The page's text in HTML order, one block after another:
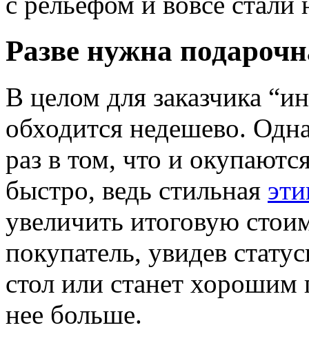
Разве нужна
В целом для заказчика
обходится недешево.
раз в том, что и
быстро, ведь стильная
увеличить итоговую
покупатель, увидев
стол или станет хорошим
нее больше.